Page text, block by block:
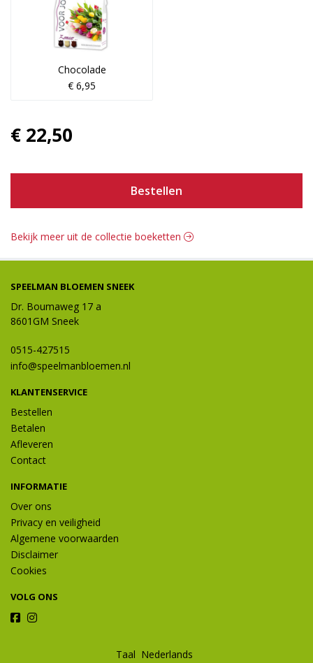
Chocolade
€ 6,95
€ 22,50
Bestellen
Bekijk meer uit de collectie boeketten
SPEELMAN BLOEMEN SNEEK
Dr. Boumaweg 17 a
8601GM Sneek
0515-427515
info@speelmanbloemen.nl
KLANTENSERVICE
Bestellen
Betalen
Afleveren
Contact
INFORMATIE
Over ons
Privacy en veiligheid
Algemene voorwaarden
Disclaimer
Cookies
VOLG ONS
Taal